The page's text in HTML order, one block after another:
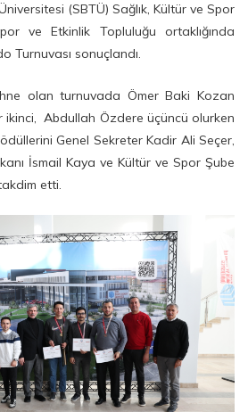
(SBTÜ) Sağlık, Kültür ve Spor
ve Etkinlik Topluluğu ortaklığında
Turnuvası sonuçlandı.
olan turnuvada Ömer Baki Kozan
ikinci, Abdullah Özdere üçüncü olurken
Genel Sekreter Kadir Ali Seçer,
İsmail Kaya ve Kültür ve Spor Şube
etti.